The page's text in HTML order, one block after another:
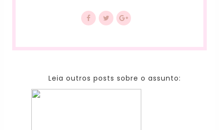
Leia outros posts sobre o assunto: